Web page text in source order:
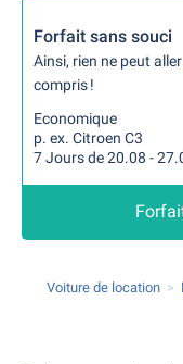
Forfait sans souci
Ainsi, rien ne peut
compris !
Economique
p. ex. Citroen C3
7 Jours de 20.08 -
Voiture de location